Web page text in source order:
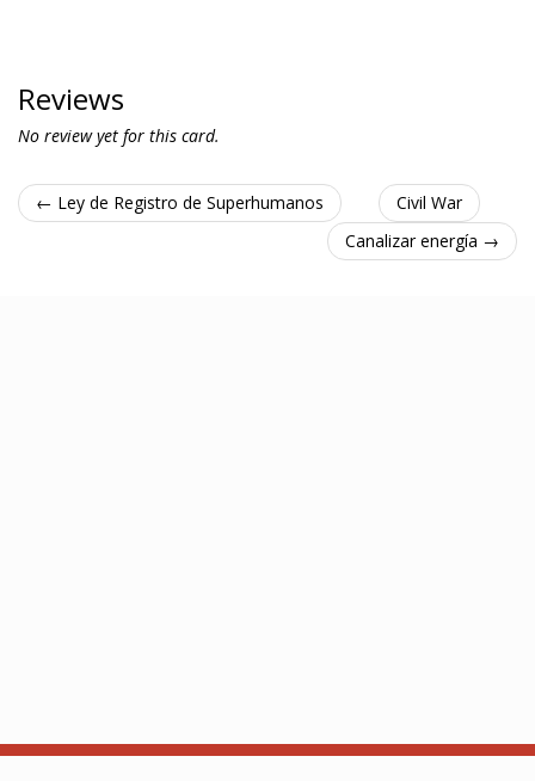
Reviews
No review yet for this card.
← Ley de Registro de Superhumanos
Civil War
Canalizar energía →